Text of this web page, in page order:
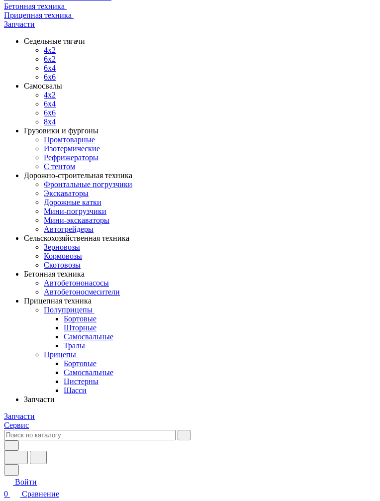
Бетонная техника
Прицепная техника
Запчасти
Седельные тягачи
4x2
6x2
6x4
6x6
Самосвалы
4x2
6x4
6x6
8x4
Грузовики и фургоны
Промтоварные
Изотермические
Рефрижераторы
С тентом
Дорожно-строительная техника
Фронтальные погрузчики
Экскаваторы
Дорожные катки
Мини-погрузчики
Мини-экскаваторы
Автогрейдеры
Сельскохозяйственная техника
Зерновозы
Кормовозы
Скотовозы
Бетонная техника
Автобетононасосы
Автобетоносмесители
Прицепная техника
Полуприцепы
Бортовые
Шторные
Самосвальные
Тралы
Прицепы
Бортовые
Самосвальные
Цистерны
Шасси
Запчасти
Запчасти
Сервис
Войти
0
Сравнение